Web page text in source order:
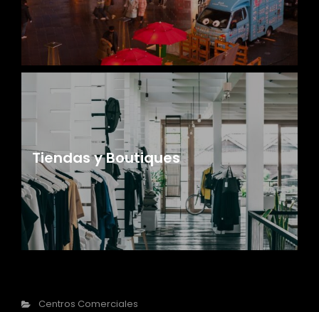
Tiendas y Boutiques
Categorías
Centros Comerciales